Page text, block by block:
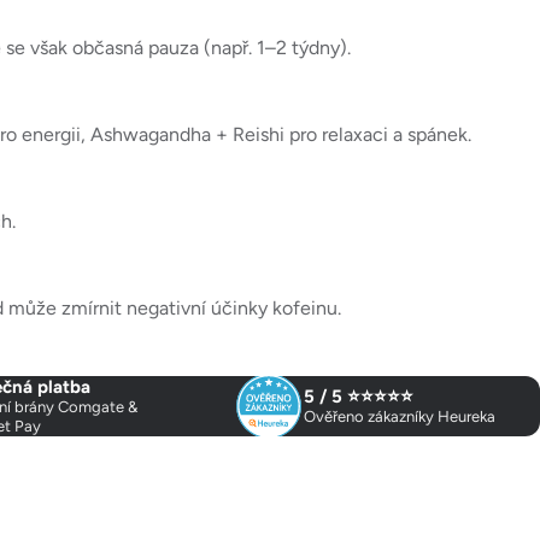
však občasná pauza (např. 1–2 týdny).
energii, Ashwagandha + Reishi pro relaxaci a spánek.
může zmírnit negativní účinky kofeinu.
platba
brány Comgate &
Pay
5 / 5 ⭐⭐⭐⭐⭐
Ověřeno zákazníky Heureka